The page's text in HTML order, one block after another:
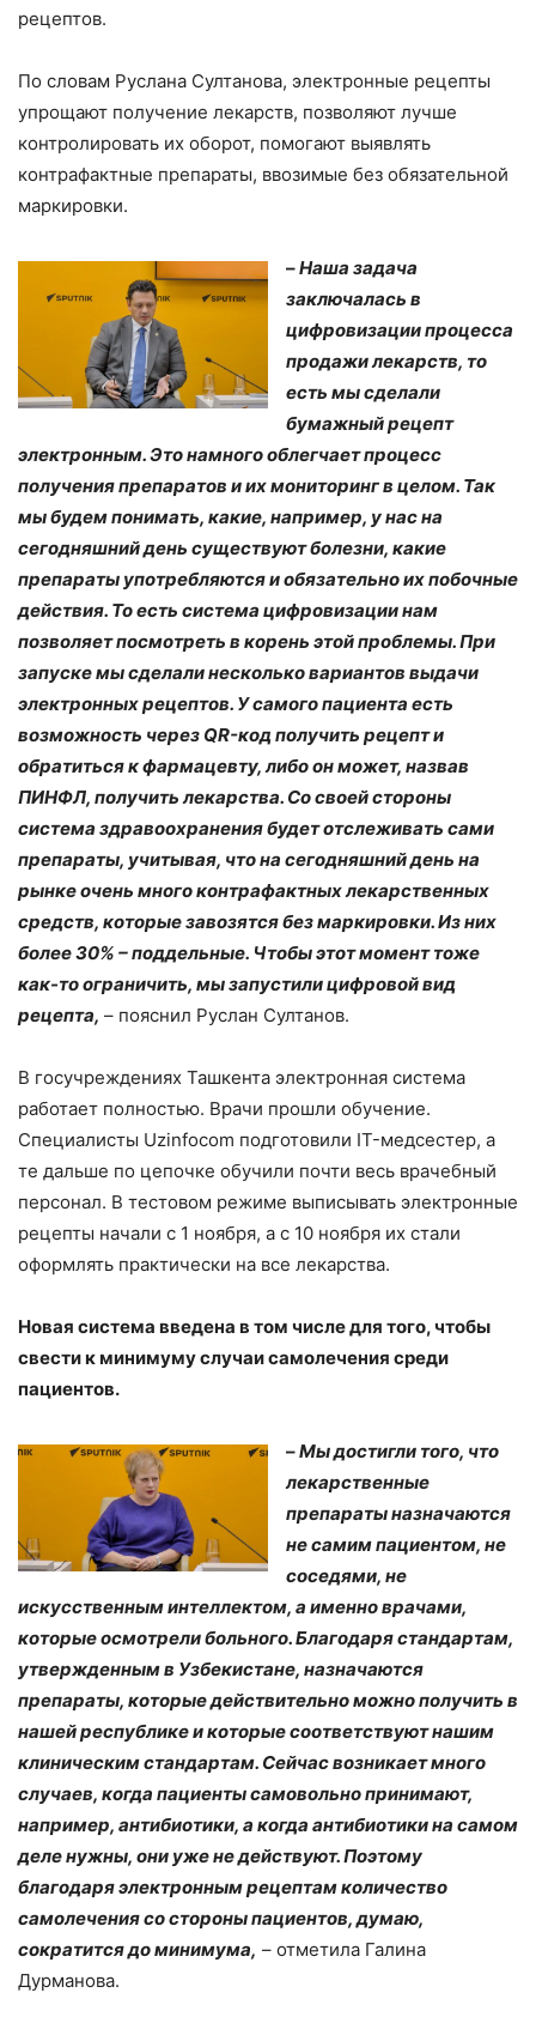
рецептов.
По словам Руслана Султанова, электронные рецепты
упрощают получение лекарств, позволяют лучше
контролировать их оборот, помогают выявлять
контрафактные препараты, ввозимые без обязательной
маркировки.
–Наша задача
заключалась в
цифровизации процесса
продажи лекарств, то
есть мы сделали
бумажный рецепт
электронным. Это намного облегчает процесс
получения препаратов и их мониторинг в целом. Так
мы будем понимать, какие, например, у нас на
сегодняшний день существуют болезни, какие
препараты употребляются и обязательно их побочные
действия. То есть система цифровизации нам
позволяет посмотреть в корень этой проблемы. При
запуске мы сделали несколько вариантов выдачи
электронных рецептов. У самого пациента есть
возможность через QR-код получить рецепт и
обратиться к фармацевту, либо он может, назвав
ПИНФЛ, получить лекарства. Со своей стороны
система здравоохранения будет отслеживать сами
препараты, учитывая, что на сегодняшний день на
рынке очень много контрафактных лекарственных
средств, которые завозятся без маркировки. Из них
более 30% – поддельные. Чтобы этот момент тоже
как-то ограничить, мы запустили цифровой вид
рецепта, – пояснил Руслан Султанов.
В госучреждениях Ташкента электронная система
работает полностью. Врачи прошли обучение.
Специалисты Uzinfocom подготовили IT-медсестер, а
те дальше по цепочке обучили почти весь врачебный
персонал. В тестовом режиме выписывать электронные
рецепты начали с 1 ноября, а с 10 ноября их стали
оформлять практически на все лекарства.
Новая система введена в том числе для того, чтобы
свести к минимуму случаи самолечения среди
пациентов.
–Мы достигли того, что
лекарственные
препараты назначаются
не самим пациентом, не
соседями, не
искусственным интеллектом, а именно врачами,
которые осмотрели больного. Благодаря стандартам,
утвержденным в Узбекистане, назначаются
препараты, которые действительно можно получить в
нашей республике и которые соответствуют нашим
клиническим стандартам. Сейчас возникает много
случаев, когда пациенты самовольно принимают,
например, антибиотики, а когда антибиотики на самом
деле нужны, они уже не действуют. Поэтому
благодаря электронным рецептам количество
самолечения со стороны пациентов, думаю,
сократится до минимума, – отметила Галина
Дурманова.